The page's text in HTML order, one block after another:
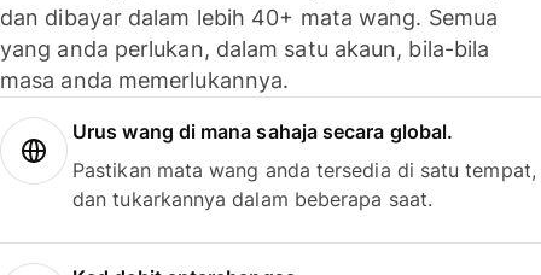
dan dibayar dalam lebih 40+ mata wang. Semua
yang anda perlukan, dalam satu akaun, bila-bila
masa anda memerlukannya.
Urus wang di mana sahaja secara global.
Pastikan mata wang anda tersedia di satu tempat,
dan tukarkannya dalam beberapa saat.